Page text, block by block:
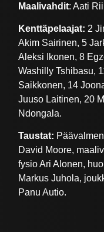
Maalivahdit: Aati
Kenttäpelaajat: 2
Akim Sairinen, 5
Aleksi Ikonen, 8
Washilly Tshibasu,
Saikkonen, 14
Juuso Laitinen, 20
Ndongala.
Taustat:
David Moore,
fysio Ari Alonen,
Markus Juhola,
Panu Autio.